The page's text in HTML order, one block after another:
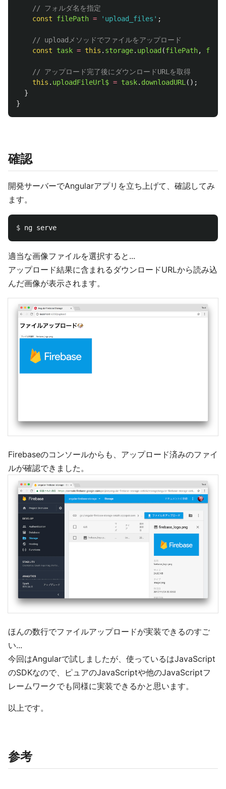
// フォルダ名を指定
const
filePath = ' upload_files ' ;
// uploadメソッドでファイルをアップロード
const
task = this . storage. upload (filePath, file
// アップロード完了後にダウンロードURLを取得
this . uploadFileUrl$ = task. downloadURL();
}
}
確認
開発サーバーでAngularアプリを立ち上げて、確認してみ
ます。
$
適当な画像ファイルを選択すると...
アップロード結果に含まれるダウンロードURLから読み込
んだ画像が表示されます。
Firebaseのコンソールからも、アップロード済みのファイ
ルが確認できました。
ほんの数行でファイルアップロードが実装できるのすご
い...
今回はAngularで試しましたが、使っているはJavaScript
のSDKなので、ピュアのJavaScriptや他のJavaScriptフ
レームワークでも同様に実装できるかと思います。
以上です。
参考